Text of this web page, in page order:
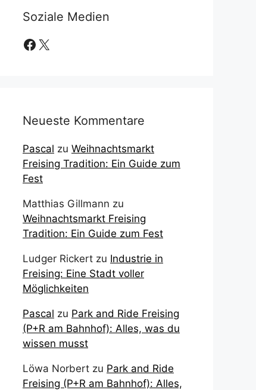
Soziale Medien
Facebook
X
Neueste Kommentare
Pascal zu Weihnachtsmarkt
Freising Tradition: Ein Guide zum
Fest
Matthias Gillmann zu
Weihnachtsmarkt Freising
Tradition: Ein Guide zum Fest
Ludger Rickert zu Industrie in
Freising: Eine Stadt voller
Möglichkeiten
Pascal zu Park and Ride Freising
(P+R am Bahnhof): Alles, was du
wissen musst
Löwa Norbert zu Park and Ride
Freising (P+R am Bahnhof): Alles,